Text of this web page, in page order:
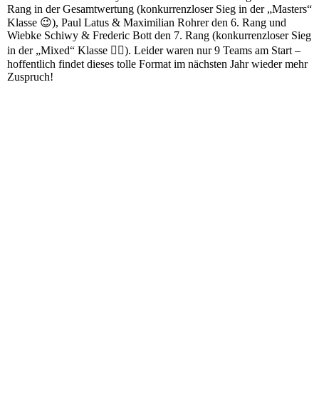
Rang in der Gesamtwertung (konkurrenzloser Sieg in der „Masters“
Klasse 😉), Paul Latus & Maximilian Rohrer den 6. Rang und
Wiebke Schiwy & Frederic Bott den 7. Rang (konkurrenzloser Sieg
in der „Mixed“ Klasse 🤷‍♀️). Leider waren nur 9 Teams am Start –
hoffentlich findet dieses tolle Format im nächsten Jahr wieder mehr
Zuspruch!